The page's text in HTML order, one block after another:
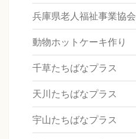
兵庫県老人福祉事業協会
動物ホットケーキ作り
千草たちばなプラス
天川たちばなプラス
宇山たちばなプラス